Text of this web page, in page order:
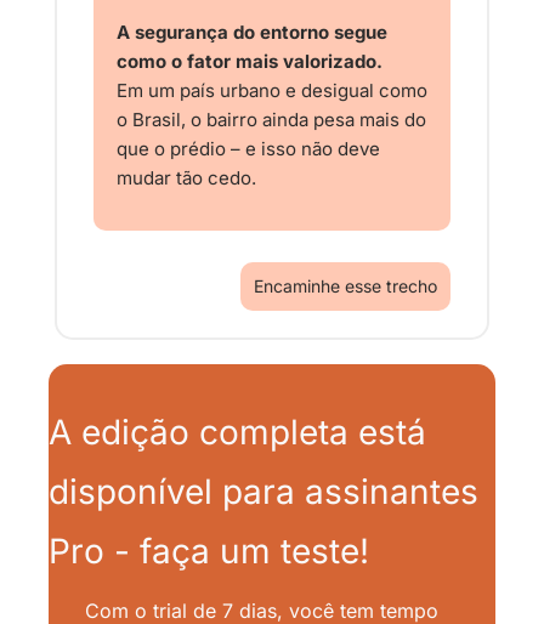
A segurança do entorno segue
como o fator mais valorizado.
Em um país urbano e desigual como
o Brasil, o bairro ainda pesa mais do
que o prédio – e isso não deve
mudar tão cedo.
Encaminhe esse trecho
A edição completa está
disponível para assinantes
Pro - faça um teste!
Com o trial de 7 dias, você tem tempo